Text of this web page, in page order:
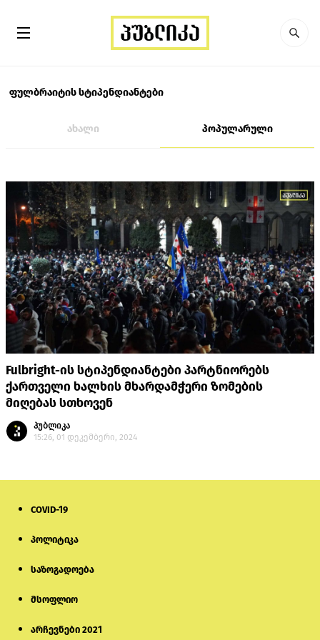
ფულბრაიტის სტიპენდიანტები
ახალი პოპულარული
Fulbright-ის სტიპენდიანტები პარტნიორებს
ქართველი ხალხის მხარდამჭერი ზომების
მიღებას სთხოვენ
პუბლიკა
15:26, 01 დეკემბერი, 2024
COVID-19
პოლიტიკა
საზოგადოება
მსოფლიო
არჩევნები 2021